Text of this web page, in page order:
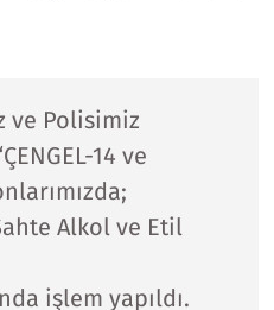
ve Polisimiz
14 ve
Alkol ve Etil
işlem yapıldı.